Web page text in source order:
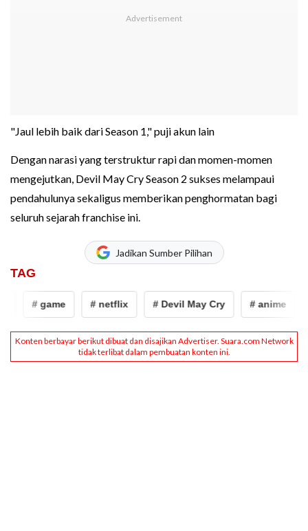
"Jaul lebih baik dari Season 1," puji akun lain
Dengan narasi yang terstruktur rapi dan momen-momen
mengejutkan, Devil May Cry Season 2 sukses melampaui
pendahulunya sekaligus memberikan penghormatan bagi
seluruh sejarah franchise ini.
Jadikan Sumber Pilihan
TAG
# game # netflix # Devil May Cry # anime